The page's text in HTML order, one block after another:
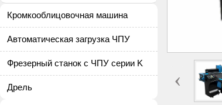
Кромкооблицовочная машина
Автоматическая загрузка ЧПУ
Фрезерный станок с ЧПУ серии K
Дрель ‹